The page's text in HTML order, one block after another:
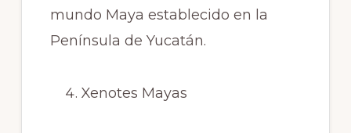
mundo Maya establecido en la
Península de Yucatán.
Xenotes Mayas